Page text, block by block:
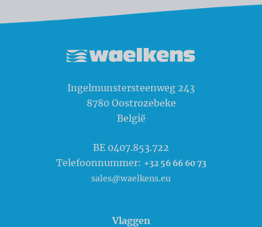
Ingelmunstersteenweg 243
8780 Oostrozebeke
België
BE 0407.853.722
Telefoonnummer: +32 56 66 60 73
sales@waelkens.eu
Vlaggen